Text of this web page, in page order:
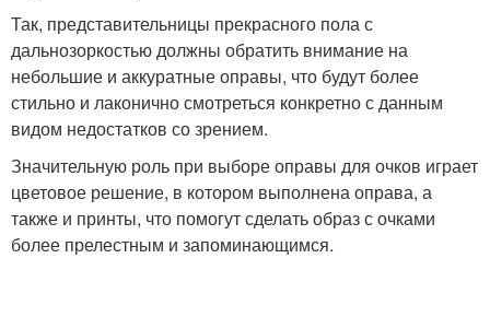
Так, представительницы прекрасного пола с
дальнозоркостью должны обратить внимание на
небольшие и аккуратные оправы, что будут более
стильно и лаконично смотреться конкретно с данным
видом недостатков со зрением.
Значительную роль при выборе оправы для очков играет
цветовое решение, в котором выполнена оправа, а
также и принты, что помогут сделать образ с очками
более прелестным и запоминающимся.